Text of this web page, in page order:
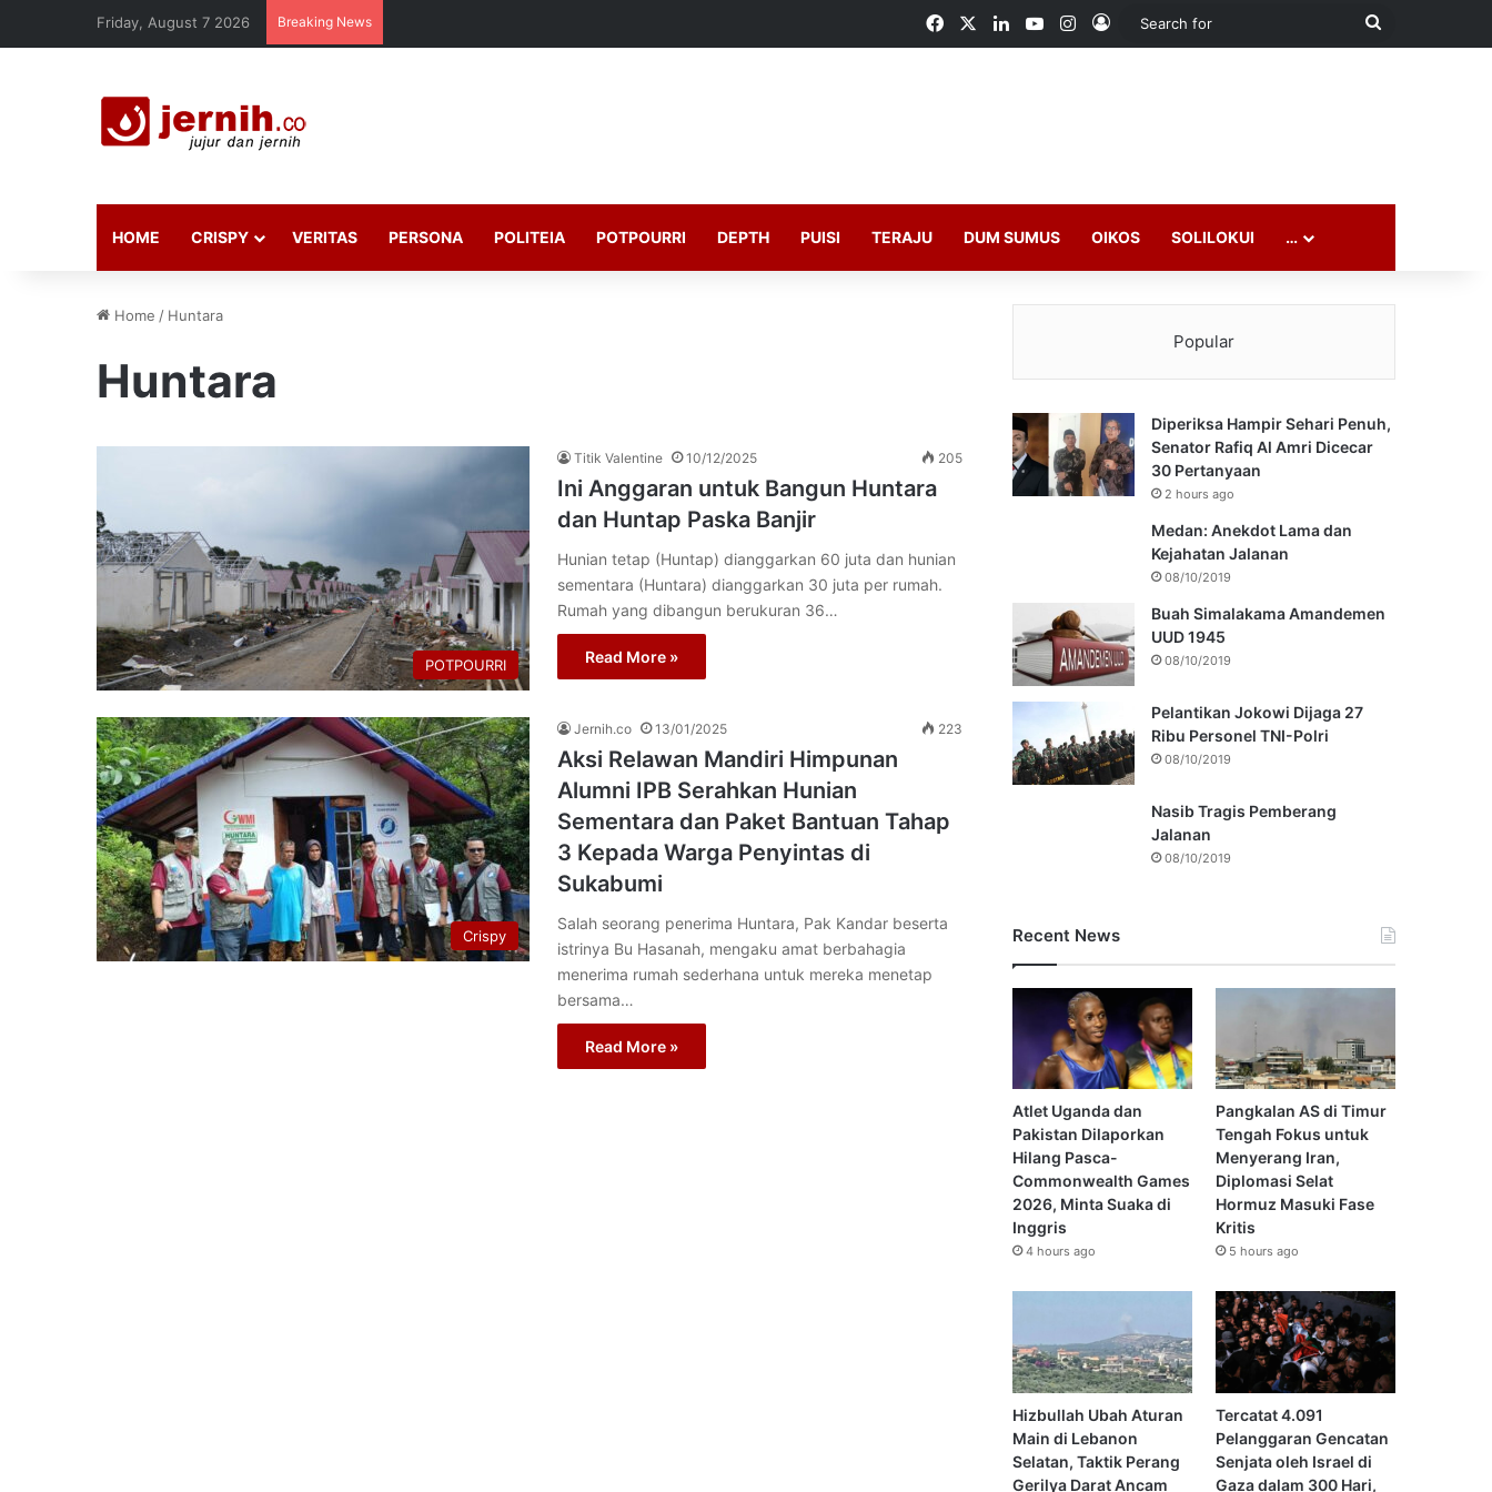
Friday, August 7 2026 Breaking News FacebookLinkedInYouTubeInstagram
Log In
Search
HOME CRISPY VERITAS PERSONA POLITEIA POTPOURRI DEPTH PUISI TERAJU DUM SUMUS OIKOS SOLILOKUI …
Home / Huntara
Huntara
POTPOURRI
Titik Valentine 10/12/2025 205
Ini Anggaran untuk Bangun Huntara
dan Huntap Paska Banjir
Hunian tetap (Huntap) dianggarkan 60 juta dan hunian
sementara (Huntara) dianggarkan 30 juta per rumah.
Rumah yang dibangun berukuran 36…
Read More »
Crispy
Jernih.co 13/01/2025 223
Aksi Relawan Mandiri Himpunan
Alumni IPB Serahkan Hunian
Sementara dan Paket Bantuan Tahap
3 Kepada Warga Penyintas di
Sukabumi
Salah seorang penerima Huntara, Pak Kandar beserta
istrinya Bu Hasanah, mengaku amat berbahagia
menerima rumah sederhana untuk mereka menetap
bersama…
Read More »
Popular
Diperiksa Hampir Sehari Penuh,
Senator Rafiq Al Amri Dicecar
30 Pertanyaan
2 hours ago
Medan: Anekdot Lama dan
Kejahatan Jalanan
08/10/2019
Buah Simalakama Amandemen
UUD 1945
08/10/2019
Pelantikan Jokowi Dijaga 27
Ribu Personel TNI-Polri
08/10/2019
Nasib Tragis Pemberang
Jalanan
08/10/2019
Recent News
Atlet Uganda dan
Pakistan Dilaporkan
Hilang Pasca-
Commonwealth Games
2026, Minta Suaka di
Inggris
4 hours ago
Pangkalan AS di Timur
Tengah Fokus untuk
Menyerang Iran,
Diplomasi Selat
Hormuz Masuki Fase
Kritis
5 hours ago
Hizbullah Ubah Aturan
Main di Lebanon
Selatan, Taktik Perang
Gerilya Darat Ancam
Tercatat 4.091
Pelanggaran Gencatan
Senjata oleh Israel di
Gaza dalam 300 Hari,